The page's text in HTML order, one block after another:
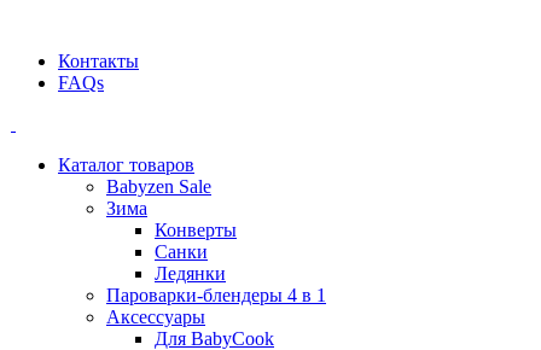
Контакты
FAQs
Каталог товаров
Babyzen Sale
Зима
Конверты
Санки
Ледянки
Пароварки-блендеры 4 в 1
Аксессуары
Для BabyCook